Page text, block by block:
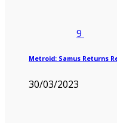
9
Metroid: Samus Returns
30/03/2023